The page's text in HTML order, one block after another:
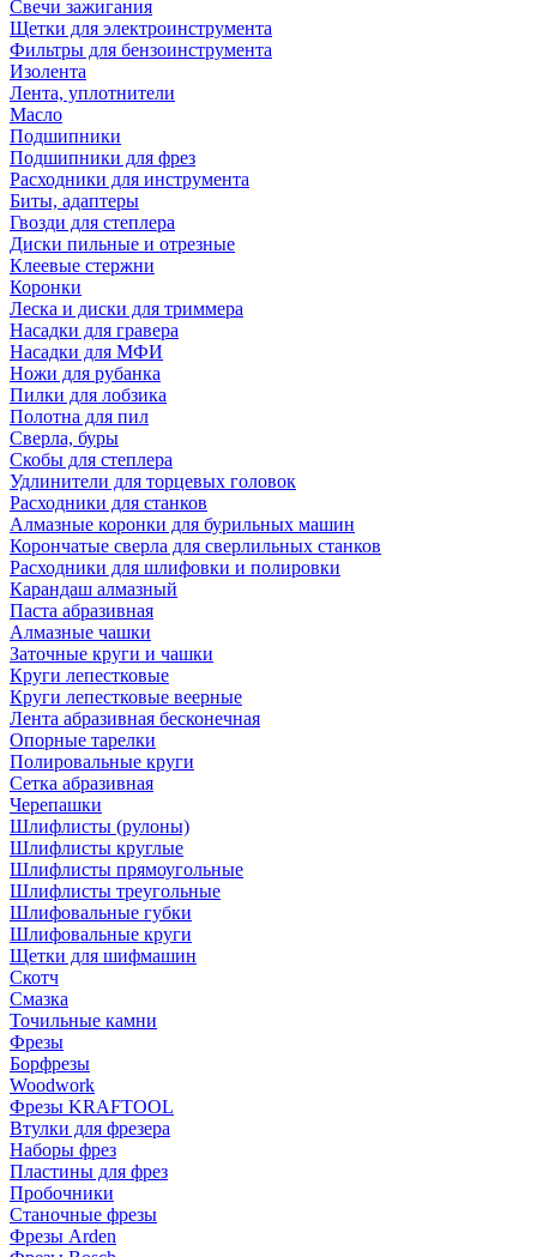
Свечи зажигания
Щетки для электроинструмента
Фильтры для бензоинструмента
Изолента
Лента, уплотнители
Масло
Подшипники
Подшипники для фрез
Расходники для инструмента
Биты, адаптеры
Гвозди для степлера
Диски пильные и отрезные
Клеевые стержни
Коронки
Леска и диски для триммера
Насадки для гравера
Насадки для МФИ
Ножи для рубанка
Пилки для лобзика
Полотна для пил
Сверла, буры
Скобы для степлера
Удлинители для торцевых головок
Расходники для станков
Алмазные коронки для бурильных машин
Корончатые сверла для сверлильных станков
Расходники для шлифовки и полировки
Карандаш алмазный
Паста абразивная
Алмазные чашки
Заточные круги и чашки
Круги лепестковые
Круги лепестковые веерные
Лента абразивная бесконечная
Опорные тарелки
Полировальные круги
Сетка абразивная
Черепашки
Шлифлисты (рулоны)
Шлифлисты круглые
Шлифлисты прямоугольные
Шлифлисты треугольные
Шлифовальные губки
Шлифовальные круги
Щетки для шифмашин
Скотч
Смазка
Точильные камни
Фрезы
Борфрезы
Woodwork
Фрезы KRAFTOOL
Втулки для фрезера
Наборы фрез
Пластины для фрез
Пробочники
Станочные фрезы
Фрезы Arden